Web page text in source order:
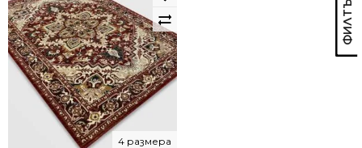
4 размера